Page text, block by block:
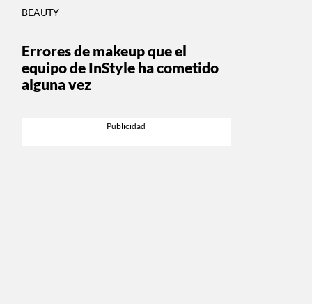
BEAUTY
Errores de makeup que el
equipo de InStyle ha cometido
alguna vez